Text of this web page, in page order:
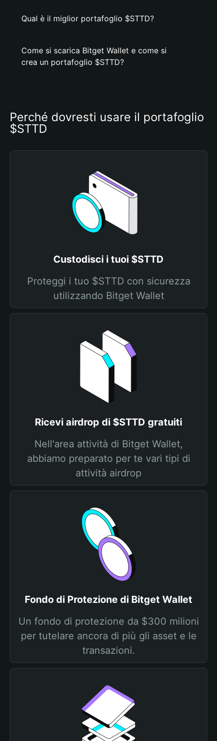
Qual è il miglior portafoglio $STTD?
Come si scarica Bitget Wallet e come si
crea un portafoglio $STTD?
Perché dovresti usare il portafoglio
$STTD
Custodisci i tuoi $STTD
Proteggi i tuo $STTD con sicurezza
utilizzando Bitget Wallet
Ricevi airdrop di $STTD gratuiti
Nell'area attività di Bitget Wallet,
abbiamo preparato per te vari tipi di
attività airdrop
Fondo di Protezione di Bitget Wallet
Un fondo di protezione da $300 milioni
per tutelare ancora di più gli asset e le
transazioni.